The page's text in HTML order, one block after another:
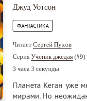
Джуд Уотсон
ФАНТАСТИКА
Читает Сергей Пухов
Серия Ученик джедая (#9)
3 часа 3 секунды
Планета Кеган уже
мирами. Но